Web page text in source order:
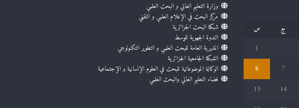
ج
س
1
7
8
14
15
وزارة التعليم العالي و البحث العلمي
مركز البحث في الإعلام العلمي و التقني
شبكة البحث الجزائرية
الندوة الجهوية للوسط
المديرية العامة للبحث العلمي و التطوير التكنولوجي
الشبكة الجامعية الجزائرية
الوكالة الموضوعاتية للبحث في العلوم الإنسانية و الإجتماعية
فضاء التعليم العالي والبحث العلمي